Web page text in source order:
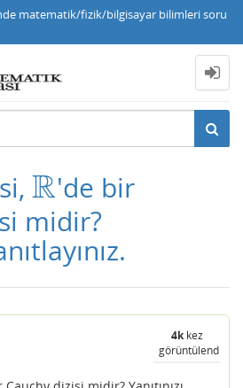
matematik/fizik/bilgisayar bilimleri soru
R
R 'de bir
midir?
4kkez
görüntülendi